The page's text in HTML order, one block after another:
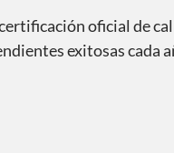
oficial de
exitosas cada